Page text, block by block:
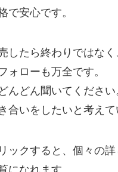
で安心です。
したら終わりではな
ォローも万全です。
んどん聞いてください
合いをしたいと考えて
ックすると、個々の